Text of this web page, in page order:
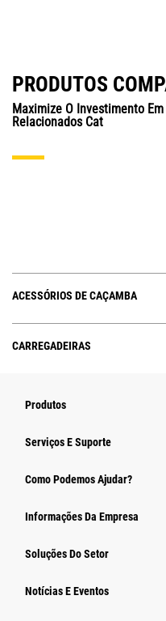
PRODUTOS
Maximize O Investimento
Relacionados Cat
ACESSÓRIOS DE CAÇAMBA
CARREGADEIRAS
Produtos
Serviços E Suporte
Como Podemos Ajudar?
Informações Da Empresa
Soluções Do Setor
Notícias E Eventos